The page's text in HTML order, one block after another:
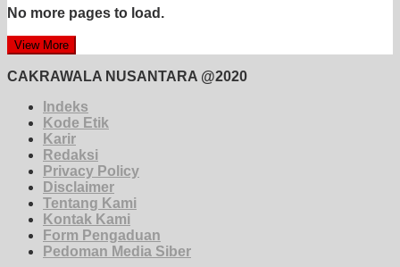
No more pages to load.
View More
CAKRAWALA NUSANTARA @2020
Indeks
Kode Etik
Karir
Redaksi
Privacy Policy
Disclaimer
Tentang Kami
Kontak Kami
Form Pengaduan
Pedoman Media Siber